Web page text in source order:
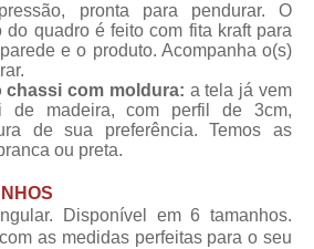
pronta para pendurar. O
do quadro é feito com fita kraft para
e o produto. Acompanha o(s)
chassi com moldura: a tela já vem
de madeira, com perfil de 3cm,
de sua preferência. Temos as
ou preta.
Disponível em 6 tamanhos.
as medidas perfeitas para o seu